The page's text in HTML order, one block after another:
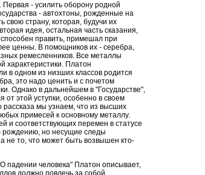
- усилить оборону родной
- автохтоны, рожденные на
страну, которая, будучи их
идея, остальная часть сказания,
править, примешал при
ценны. В помощников их - серебра,
ремесленников. Все металлы
характеристики. Платон
в одном из низших классов родится
это надо ценить и с почетом
Однако в дальнейшем в "Государстве",
от этой уступки, особенно в своем
рассказа мы узнаем, что из высших
примесей к основному металлу.
и соответствующих перемен в статусе
рождению, но несущие следы
не то, что может быть возвышен кто-
падении человека" Платон описывает,
должно повлечь за собой